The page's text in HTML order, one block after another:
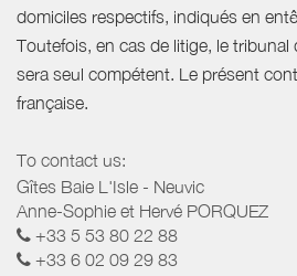
domiciles respectifs, indiqués en
Toutefois, en cas de litige, le
sera seul compétent. Le présent
française.
To contact us:
Gîtes Baie L'Isle - Neuvic
Anne-Sophie et Hervé PORQUEZ
+33 5 53 80 22 88
+33 6 02 09 29 83